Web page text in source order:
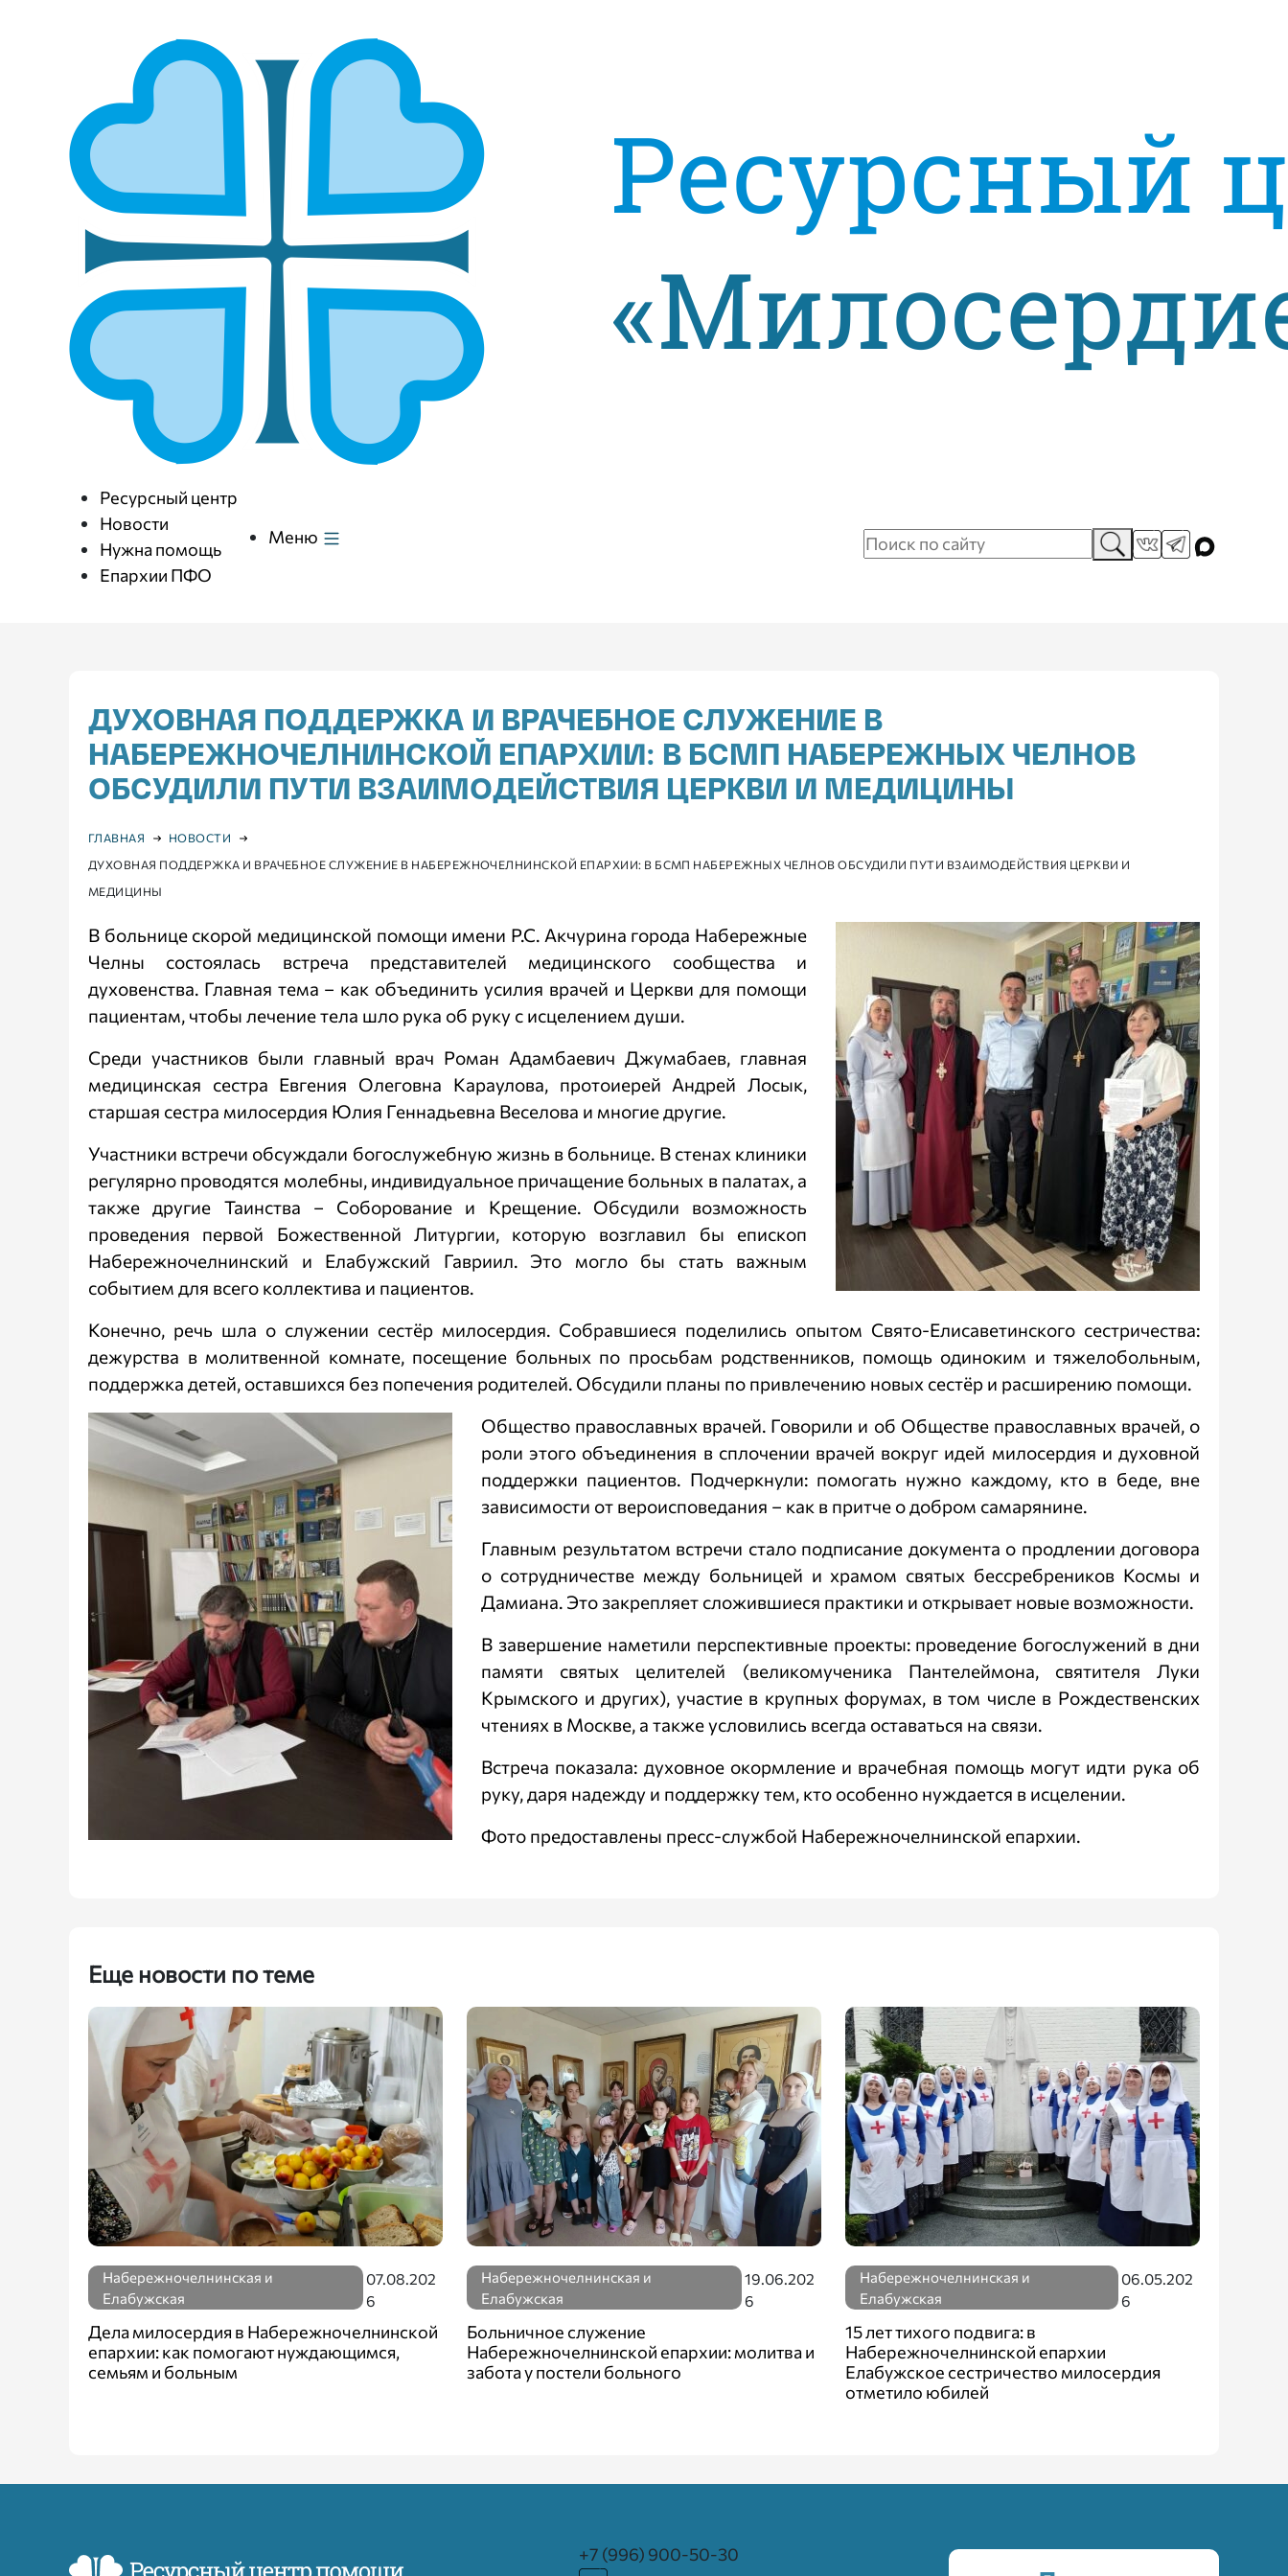
Ресурсный центр
Новости
Нужна помощь
Епархии ПФО
Меню
ДУХОВНАЯ ПОДДЕРЖКА И ВРАЧЕБНОЕ СЛУЖЕНИЕ В
НАБЕРЕЖНОЧЕЛНИНСКОЙ ЕПАРХИИ: В БСМП НАБЕРЕЖНЫХ ЧЕЛНОВ
ОБСУДИЛИ ПУТИ ВЗАИМОДЕЙСТВИЯ ЦЕРКВИ И МЕДИЦИНЫ
ГЛАВНАЯ
НОВОСТИ
ДУХОВНАЯ ПОДДЕРЖКА И ВРАЧЕБНОЕ СЛУЖЕНИЕ В НАБЕРЕЖНОЧЕЛНИНСКОЙ ЕПАРХИИ: В БСМП НАБЕРЕЖНЫХ ЧЕЛНОВ ОБСУДИЛИ ПУТИ ВЗАИМОДЕЙСТВИЯ ЦЕРКВИ И
МЕДИЦИНЫ
В больнице скорой медицинской помощи имени Р.С. Акчурина города Набережные
Челны состоялась встреча представителей медицинского сообщества и
духовенства. Главная тема – как объединить усилия врачей и Церкви для помощи
пациентам, чтобы лечение тела шло рука об руку с исцелением души.
Среди участников были главный врач Роман Адамбаевич Джумабаев, главная
медицинская сестра Евгения Олеговна Караулова, протоиерей Андрей Лосык,
старшая сестра милосердия Юлия Геннадьевна Веселова и многие другие.
Участники встречи обсуждали богослужебную жизнь в больнице. В стенах клиники
регулярно проводятся молебны, индивидуальное причащение больных в палатах, а
также другие Таинства – Соборование и Крещение. Обсудили возможность
проведения первой Божественной Литургии, которую возглавил бы епископ
Набережночелнинский и Елабужский Гавриил. Это могло бы стать важным
событием для всего коллектива и пациентов.
Конечно, речь шла о служении сестёр милосердия. Собравшиеся поделились опытом Свято-Елисаветинского сестричества:
дежурства в молитвенной комнате, посещение больных по просьбам родственников, помощь одиноким и тяжелобольным,
поддержка детей, оставшихся без попечения родителей. Обсудили планы по привлечению новых сестёр и расширению помощи.
Общество православных врачей. Говорили и об Обществе православных врачей, о
роли этого объединения в сплочении врачей вокруг идей милосердия и духовной
поддержки пациентов. Подчеркнули: помогать нужно каждому, кто в беде, вне
зависимости от вероисповедания – как в притче о добром самарянине.
Главным результатом встречи стало подписание документа о продлении договора
о сотрудничестве между больницей и храмом святых бессребреников Космы и
Дамиана. Это закрепляет сложившиеся практики и открывает новые возможности.
В завершение наметили перспективные проекты: проведение богослужений в дни
памяти святых целителей (великомученика Пантелеймона, святителя Луки
Крымского и других), участие в крупных форумах, в том числе в Рождественских
чтениях в Москве, а также условились всегда оставаться на связи.
Встреча показала: духовное окормление и врачебная помощь могут идти рука об
руку, даря надежду и поддержку тем, кто особенно нуждается в исцелении.
Фото предоставлены пресс-службой Набережночелнинской епархии.
Еще новости по теме
Набережночелнинская и
Елабужская
07.08.202
6
Дела милосердия в Набережночелнинской
епархии: как помогают нуждающимся,
семьям и больным
Набережночелнинская и
Елабужская
19.06.202
6
Больничное служение
Набережночелнинской епархии: молитва и
забота у постели больного
Набережночелнинская и
Елабужская
06.05.202
6
15 лет тихого подвига: в
Набережночелнинской епархии
Елабужское сестричество милосердия
отметило юбилей
+7 (996) 900-50-30